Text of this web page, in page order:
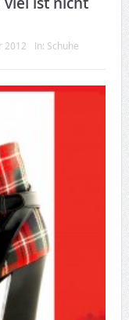
2012 In: Schuhe